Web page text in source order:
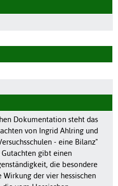
Dokumentation steht das
von Ingrid Ahlring und
- eine Bilanz"
Gutachten gibt einen
die besondere
der vier hessischen